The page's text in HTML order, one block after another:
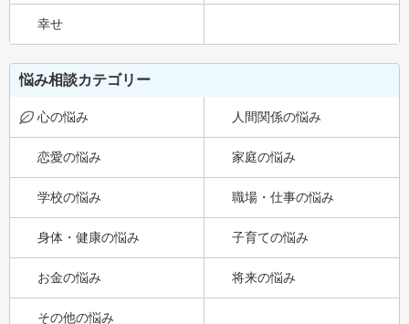
幸せ
悩み相談カテゴリー
心の悩み 人間関係の悩み
恋愛の悩み 家庭の悩み
学校の悩み 職場・仕事の悩み
身体・健康の悩み 子育ての悩み
お金の悩み 将来の悩み
その他の悩み